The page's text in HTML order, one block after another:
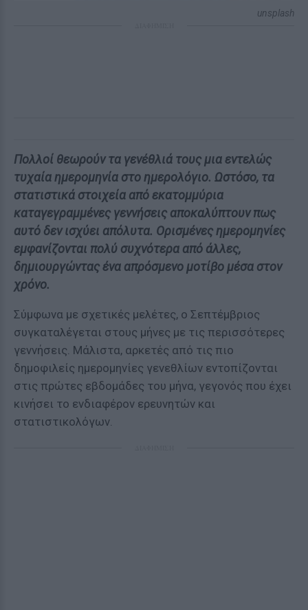
unsplash
Πολλοί θεωρούν τα γενέθλιά τους μια εντελώς
τυχαία ημερομηνία στο ημερολόγιο. Ωστόσο, τα
στατιστικά στοιχεία από εκατομμύρια
καταγεγραμμένες γεννήσεις αποκαλύπτουν πως
αυτό δεν ισχύει απόλυτα. Ορισμένες ημερομηνίες
εμφανίζονται πολύ συχνότερα από άλλες,
δημιουργώντας ένα απρόσμενο μοτίβο μέσα στον
χρόνο.
Σύμφωνα με σχετικές μελέτες, ο Σεπτέμβριος
συγκαταλέγεται στους μήνες με τις περισσότερες
γεννήσεις. Μάλιστα, αρκετές από τις πιο
δημοφιλείς ημερομηνίες γενεθλίων εντοπίζονται
στις πρώτες εβδομάδες του μήνα, γεγονός που έχει
κινήσει το ενδιαφέρον ερευνητών και
στατιστικολόγων.